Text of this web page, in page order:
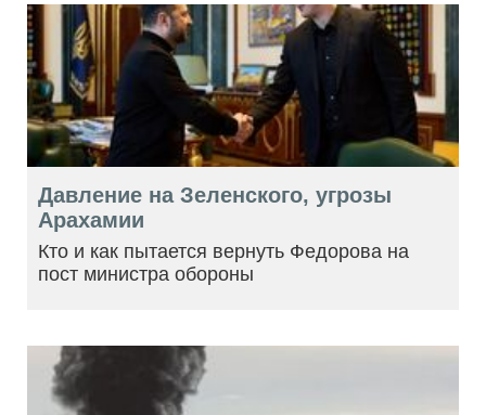
Давление на Зеленского, угрозы
Арахамии
Кто и как пытается вернуть Федорова на
пост министра обороны